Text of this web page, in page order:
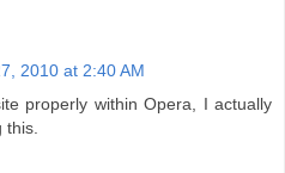
2010 at 2:40 AM
properly within Opera, I actually
this.